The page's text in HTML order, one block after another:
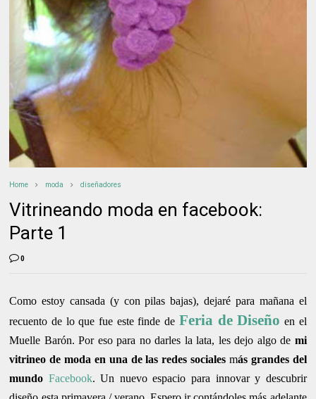
Home moda diseñadores
Vitrineando moda en facebook:
Parte 1
0
Como estoy cansada (y con pilas bajas), dejaré para mañana el
recuento de lo que fue este finde de Feria de Diseño en el
Muelle Barón. Por eso para no darles la lata, les dejo algo de mi
vitrineo de moda en una de las redes sociales más grandes del
mundo Facebook. Un nuevo espacio para innovar y descubrir